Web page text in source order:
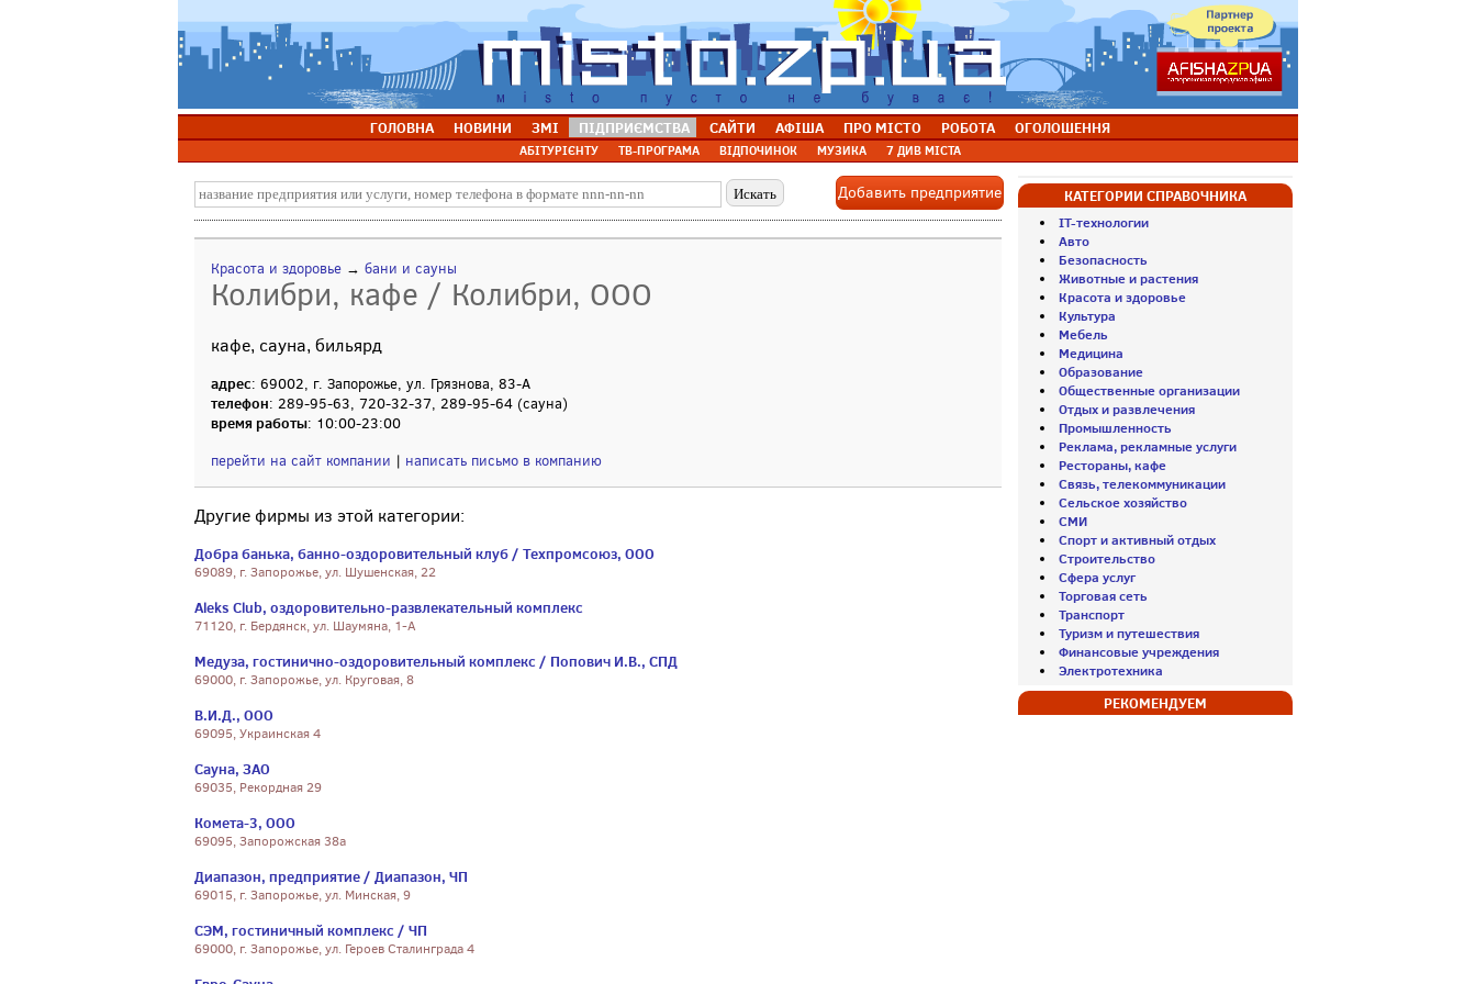
ГОЛОВНА НОВИНИ ЗМІ ПІДПРИЄМСТВА САЙТИ АФІША ПРО МІСТО РОБОТА ОГОЛОШЕННЯ
АБІТУРІЄНТУ ТВ-ПРОГРАМА ВІДПОЧИНОК МУЗИКА 7 ДИВ МІСТА
Добавить предприятие
Красота и здоровье → бани и сауны
Колибри, кафе / Колибри, ООО
кафе, сауна, бильярд
адрес: 69002, г. Запорожье, ул. Грязнова, 83-А
телефон: 289-95-63, 720-32-37, 289-95-64 (сауна)
время работы: 10:00-23:00
перейти на сайт компании | написать письмо в компанию
Другие фирмы из этой категории:
Добра банька, банно-оздоровительный клуб / Техпромсоюз, ООО
69089, г. Запорожье, ул. Шушенская, 22
Aleks Club, оздоровительно-развлекательный комплекс
71120, г. Бердянск, ул. Шаумяна, 1-А
Медуза, гостинично-оздоровительный комплекс / Попович И.В., СПД
69000, г. Запорожье, ул. Круговая, 8
В.И.Д., ООО
69095, Украинская 4
Сауна, ЗАО
69035, Рекордная 29
Комета-3, ООО
69095, Запорожская 38а
Диапазон, предприятие / Диапазон, ЧП
69015, г. Запорожье, ул. Минская, 9
СЭМ, гостиничный комплекс / ЧП
69000, г. Запорожье, ул. Героев Сталинграда 4
КАТЕГОРИИ СПРАВОЧНИКА
IT-технологии
Авто
Безопасность
Животные и растения
Красота и здоровье
Культура
Мебель
Медицина
Образование
Общественные организации
Отдых и развлечения
Промышленность
Реклама, рекламные услуги
Рестораны, кафе
Связь, телекоммуникации
Сельское хозяйство
СМИ
Спорт и активный отдых
Строительство
Сфера услуг
Торговая сеть
Транспорт
Туризм и путешествия
Финансовые учреждения
Электротехника
РЕКОМЕНДУЕМ